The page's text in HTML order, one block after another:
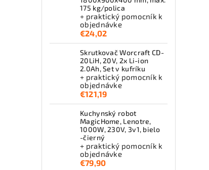
175 kg/polica
+ praktický pomocník k
objednávke
€24,02
Skrutkovač Worcraft CD-
20LiH, 20V, 2x Li-ion
2.0Ah, Set v kufríku
+ praktický pomocník k
objednávke
€121,19
Kuchynský robot
MagicHome, Lenotre,
1000W, 230V, 3v1, bielo
-čierný
+ praktický pomocník k
objednávke
€79,90